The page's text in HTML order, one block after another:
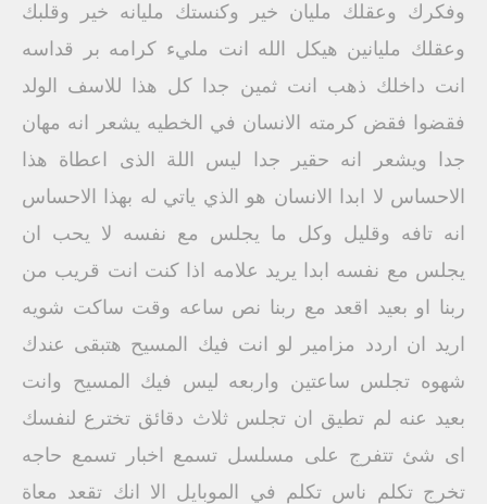
وفكرك وعقلك مليان خير وكنستك مليانه خير وقلبك
وعقلك مليانين هيكل الله انت مليء كرامه بر قداسه
انت داخلك ذهب انت ثمين جدا كل هذا للاسف الولد
فقضوا فقض كرمته الانسان في الخطيه يشعر انه مهان
جدا ويشعر انه حقير جدا ليس اللة الذى اعطاة هذا
الاحساس لا ابدا الانسان هو الذي ياتي له بهذا الاحساس
انه تافه وقليل وكل ما يجلس مع نفسه لا يحب ان
يجلس مع نفسه ابدا يريد علامه اذا كنت انت قريب من
ربنا او بعيد اقعد مع ربنا نص ساعه وقت ساكت شويه
اريد ان اردد مزامير لو انت فيك المسيح هتبقى عندك
شهوه تجلس ساعتين واربعه ليس فيك المسيح وانت
بعيد عنه لم تطيق ان تجلس ثلاث دقائق تخترع لنفسك
اى شئ تتفرج على مسلسل تسمع اخبار تسمع حاجه
تخرج تكلم ناس تكلم في الموبايل الا انك تقعد معاة